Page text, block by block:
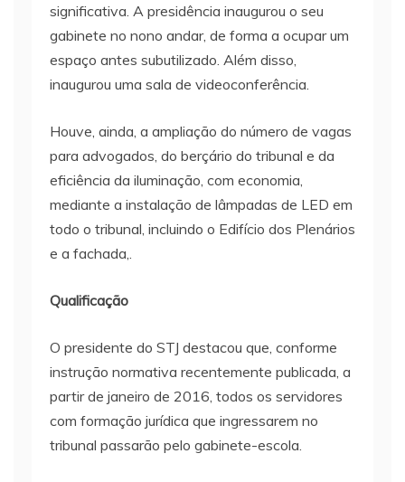
significativa. A presidência inaugurou o seu
gabinete no nono andar, de forma a ocupar um
espaço antes subutilizado. Além disso,
inaugurou uma sala de videoconferência.
Houve, ainda, a ampliação do número de vagas
para advogados, do berçário do tribunal e da
eficiência da iluminação, com economia,
mediante a instalação de lâmpadas de LED em
todo o tribunal, incluindo o Edifício dos Plenários
e a fachada,.
Qualificação
O presidente do STJ destacou que, conforme
instrução normativa recentemente publicada, a
partir de janeiro de 2016, todos os servidores
com formação jurídica que ingressarem no
tribunal passarão pelo gabinete-escola.